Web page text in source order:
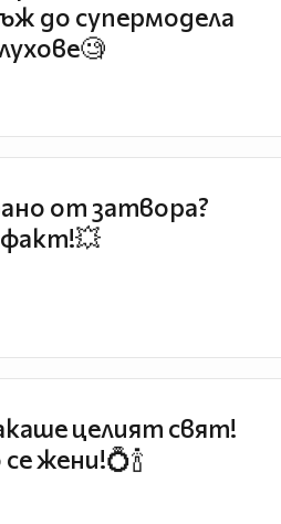
до супермодела
от затвора?
целият свят!
жени!💍🍾